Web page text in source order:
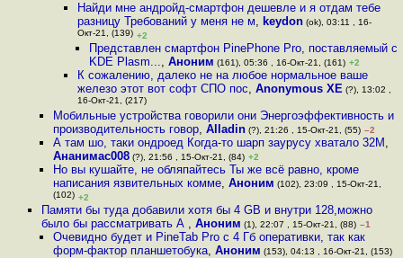
Найди мне андройд-смартфон дешевле и я отдам тебе
разницу Требований у меня не м, keydon(ok), 03:11 , 16-
Окт-21, (139) +2
Представлен смартфон PinePhone Pro, поставляемый с
KDE Plasm...,Аноним (161), 05:36 , 16-Окт-21, (161) +2
К сожалению, далеко не на любое нормальное ваше
железо этот вот софт СПО пос, Anonymous XE (?), 13:02 ,
16-Окт-21, (217)
Мобильные устройства говорили они Энергоэффективность и
производительность говор,Alladin (?), 21:26 , 15-Окт-21, (55) –2
А там шо, таки ондроед Когда-то шарп заурусу хватало 32М ,
Ананимас008 (?), 21:56 , 15-Окт-21, (84) +2
Но вы кушайте, не обляпайтесь Ты же всё равно, кроме
написания язвительных комме,Аноним (102), 23:09 , 15-Окт-21,
(102) +2
Памяти бы туда добавили хотя бы 4 GB и внутри 128,можно
было бы рассматривать А , Аноним (1), 22:07 , 15-Окт-21, (88) –1
Очевидно будет и PineTab Pro с 4 Гб оперативки, так как
форм-фактор планшетобука,Аноним (153), 04:13 , 16-Окт-21, (153)